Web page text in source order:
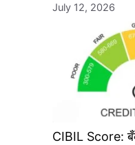
July 12, 2026
CIBIL Score: